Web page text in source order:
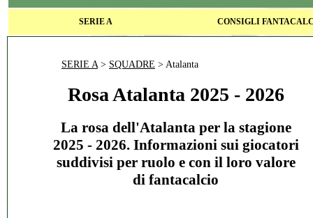
SERIE A CONSIGLI
SERIE A> SQUADRE > Atalanta
Rosa Atalanta 2025 - 2026
La rosa dell'Atalanta per la stagione
2025 - 2026. Informazioni sui giocatori
suddivisi per ruolo e con il loro valore
di fantacalcio